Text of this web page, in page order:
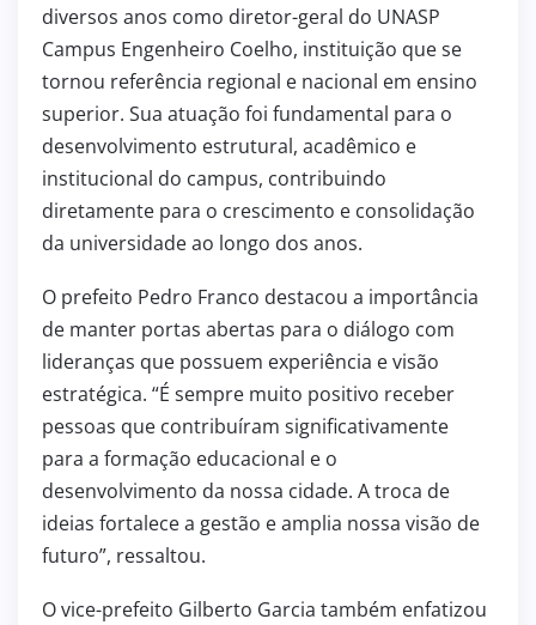
diversos anos como diretor-geral do UNASP
Campus Engenheiro Coelho, instituição que se
tornou referência regional e nacional em ensino
superior. Sua atuação foi fundamental para o
desenvolvimento estrutural, acadêmico e
institucional do campus, contribuindo
diretamente para o crescimento e consolidação
da universidade ao longo dos anos.
O prefeito Pedro Franco destacou a importância
de manter portas abertas para o diálogo com
lideranças que possuem experiência e visão
estratégica. “É sempre muito positivo receber
pessoas que contribuíram significativamente
para a formação educacional e o
desenvolvimento da nossa cidade. A troca de
ideias fortalece a gestão e amplia nossa visão de
futuro”, ressaltou.
O vice-prefeito Gilberto Garcia também enfatizou